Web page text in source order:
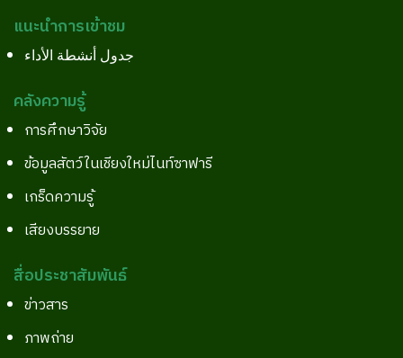
แนะนำการเข้าชม
جدول أنشطة الأداء
คลังความรู้
การศึกษาวิจัย
ข้อมูลสัตว์ในเชียงใหม่ไนท์ซาฟารี
เกร็ดความรู้
เสียงบรรยาย
สื่อประชาสัมพันธ์
ข่าวสาร
ภาพถ่าย